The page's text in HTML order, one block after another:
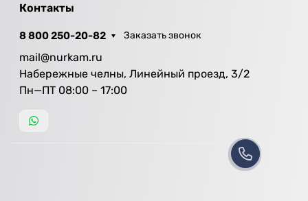
Контакты
8 800 250-20-82 Заказать звонок
mail@nurkam.ru
Набережные челны, Линейный проезд, 3/2
Пн—ПТ 08:00 – 17:00